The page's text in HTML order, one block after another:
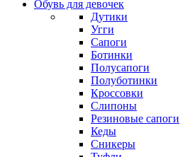
Обувь для девочек
Дутики
Угги
Сапоги
Ботинки
Полусапоги
Полуботинки
Кроссовки
Слипоны
Резиновые сапоги
Кеды
Сникеры